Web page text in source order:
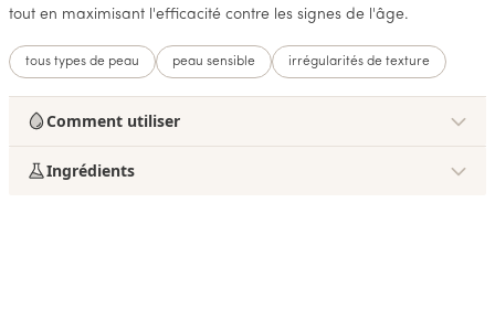
tout en maximisant l'efficacité contre les signes de l'âge.
tous types de peau peau sensible irrégularités de texture
Comment utiliser
Ingrédients